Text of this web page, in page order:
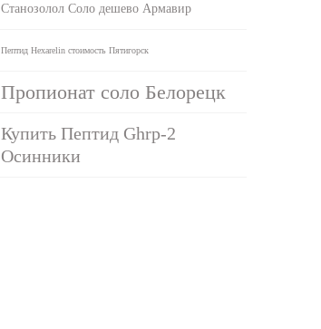
Станозолол Соло дешево Армавир
Пептид Hexarelin стоимость Пятигорск
Пропионат соло Белорецк
Купить Пептид Ghrp-2
Осинники